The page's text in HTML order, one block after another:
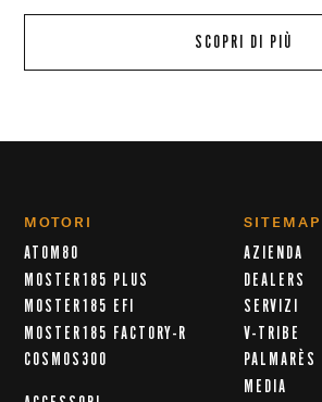
SCOPRI DI PIÙ
MOTORI
ATOM80
MOSTER185 PLUS
MOSTER185 EFI
MOSTER185 FACTORY-R
COSMOS300
SITEMAP
AZIENDA
DEALERS
SERVIZI
V-TRIBE
PALMARÈS
MEDIA